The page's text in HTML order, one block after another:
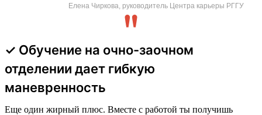
Елена Чиркова, руководитель Центра карьеры РГГУ
✓ Обучение на очно-заочном
отделении дает гибкую
маневренность
Еще один жирный плюс. Вместе с работой ты получишь